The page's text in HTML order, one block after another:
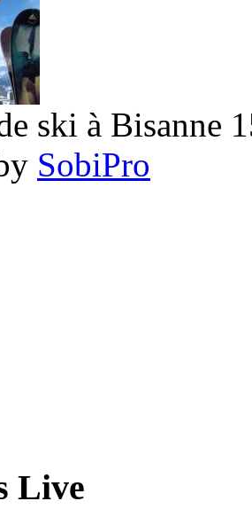
ski à Bisanne
SobiPro
Live